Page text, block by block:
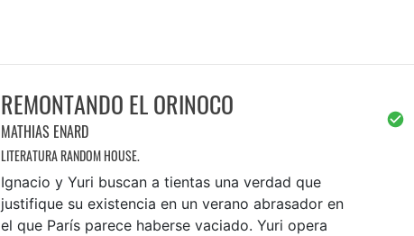
REMONTANDO EL ORINOCO
MATHIAS ENARD
LITERATURA RANDOM HOUSE.
Ignacio y Yuri buscan a tientas una verdad que
justifique su existencia en un verano abrasador en
el que París parece haberse vaciado. Yuri opera